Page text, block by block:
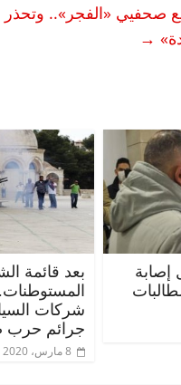
«الفجر».. وتحذر من
→
إصابة
بعد قائمة
شركات
جرائم حرب
8 مارس، 2020